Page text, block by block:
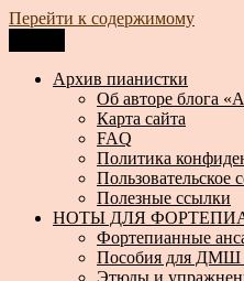
Перейти к содержимому
Архив пианистки
Всё для пианистов: ноты,
Архив пианистки
Об авторе блога
Карта сайта
FAQ
Политика
Пользовательское
Полезные ссылки
НОТЫ ДЛЯ
Фортепианные
Пособия для ДМШ
Этюды и